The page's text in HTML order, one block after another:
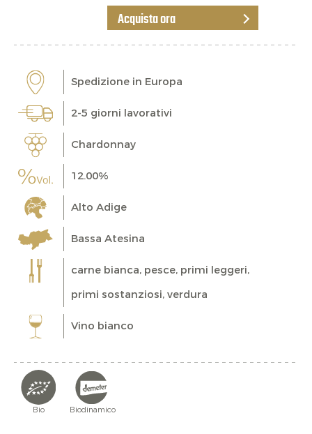
Acquista ora
Spedizione in Europa
2-5 giorni lavorativi
Chardonnay
12.00%
Alto Adige
Bassa Atesina
carne bianca, pesce, primi leggeri,
primi sostanziosi, verdura
Vino bianco
Bio Biodinamico